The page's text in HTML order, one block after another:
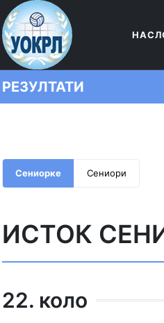
РЕЗУЛТАТИ
Сениорке Сениори
ИСТОК
22. коло